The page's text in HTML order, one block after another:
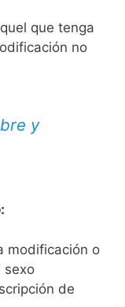
que tenga
no
y
modificación o
sexo
de